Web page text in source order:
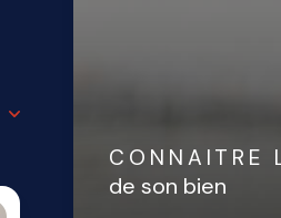
CONNAITRE
de son bien